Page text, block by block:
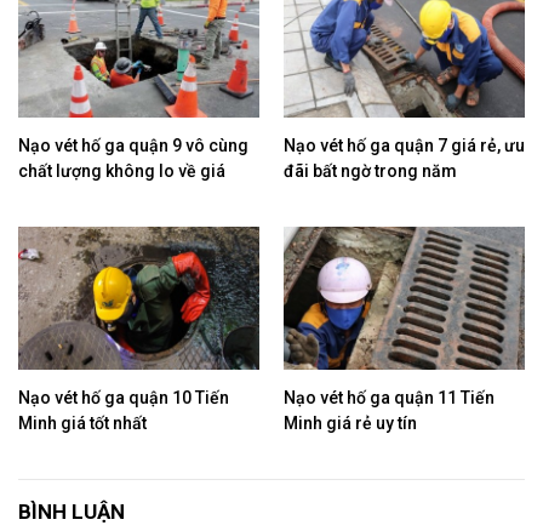
Nạo vét hố ga quận 9 vô cùng
chất lượng không lo về giá
Nạo vét hố ga quận 7 giá rẻ, ưu
đãi bất ngờ trong năm
Nạo vét hố ga quận 10 Tiến
Minh giá tốt nhất
Nạo vét hố ga quận 11 Tiến
Minh giá rẻ uy tín
BÌNH LUẬN